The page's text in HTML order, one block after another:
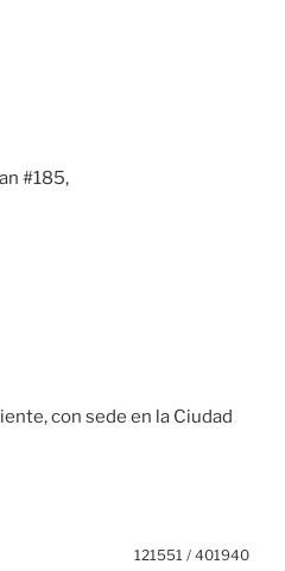
#185,
con sede en la Ciudad
121551 / 401940